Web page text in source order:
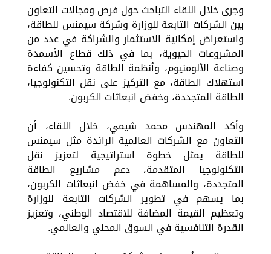
وجرى خلال اللقاء التباحث حول فرص ومجالات التعاون
بين الشركات التابعة للوزارة وشركة سيمنس للطاقة،
واستعراض إمكانية الاستثمار والشراكة في عدد من
المشروعات الحيوية، بما في ذلك قطاع الأسمدة
وصناعة الألومنيوم، وأنظمة الطاقة وتحسين كفاءة
استهلاك الطاقة، مع التركيز على نقل التكنولوجيا،
الطاقة المتجددة، وخفض انبعاثات الكربون.
وأكد المهندس محمد شيمي، خلال اللقاء، أن
التعاون مع الشركات العالمية الرائدة مثل سيمنس
للطاقة يمثل خطوة استراتيجية لتعزيز نقل
التكنولوجيا المتقدمة، دعم مشاريع الطاقة
المتجددة، والمساهمة في خفض انبعاثات الكربون،
بما يسهم في تطوير الشركات التابعة للوزارة
وتعظيم القيمة المضافة للاقتصاد الوطني، وتعزيز
القدرة التنافسية في السوق المحلي والعالمي.